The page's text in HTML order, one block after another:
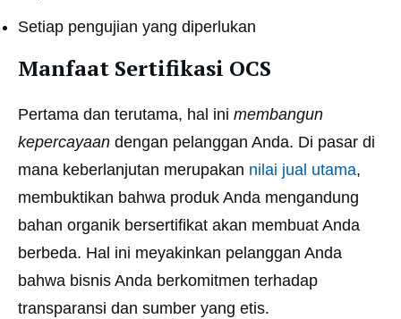
Setiap pengujian yang diperlukan
Manfaat Sertifikasi OCS
Pertama dan terutama, hal ini membangun
kepercayaan dengan pelanggan Anda. Di pasar di
mana keberlanjutan merupakan nilai jual utama,
membuktikan bahwa produk Anda mengandung
bahan organik bersertifikat akan membuat Anda
berbeda. Hal ini meyakinkan pelanggan Anda
bahwa bisnis Anda berkomitmen terhadap
transparansi dan sumber yang etis.